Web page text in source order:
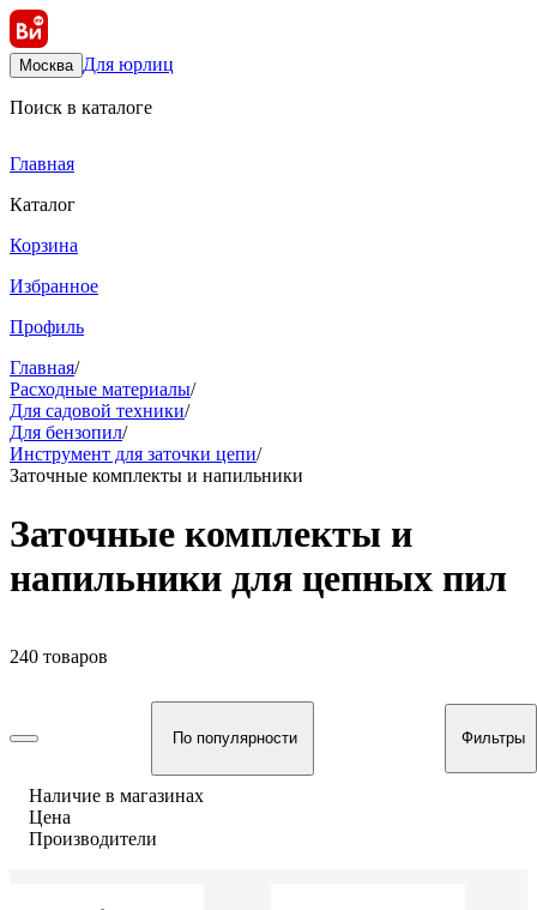
Москва Для юрлиц
Поиск в каталоге
Главная
Каталог
Корзина
Избранное
Профиль
Главная/
Расходные материалы/
Для садовой техники/
Для бензопил/
Инструмент для заточки цепи/
Заточные комплекты и напильники
Заточные комплекты и
напильники для цепных пил
240 товаров
По популярности Фильтры
Наличие в магазинах
Цена
Производители